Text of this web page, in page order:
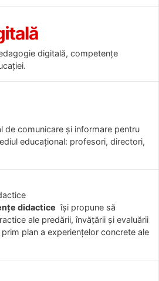
digitală, competențe
de comunicare și informare pentru
educațional: profesori, directori,
didactice îşi propune să
ale predării, învăţării şi evaluării
plan a experienţelor concrete ale